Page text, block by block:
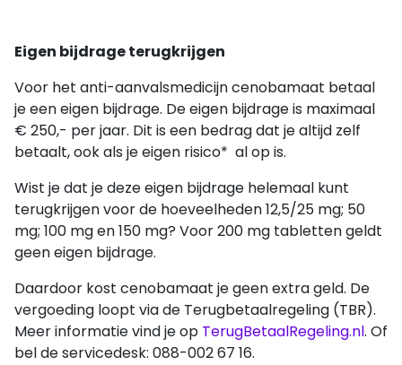
Eigen bijdrage terugkrijgen
Voor het anti-aanvalsmedicijn cenobamaat betaal
je een eigen bijdrage. De eigen bijdrage is maximaal
€ 250,- per jaar. Dit is een bedrag dat je altijd zelf
betaalt, ook als je eigen risico* al op is.
Wist je dat je deze eigen bijdrage helemaal kunt
terugkrijgen voor de hoeveelheden 12,5/25 mg; 50
mg; 100 mg en 150 mg? Voor 200 mg tabletten geldt
geen eigen bijdrage.
Daardoor kost cenobamaat je geen extra geld. De
vergoeding loopt via de Terugbetaalregeling (TBR).
Meer informatie vind je op TerugBetaalRegeling.nl. Of
bel de servicedesk: 088-002 67 16.